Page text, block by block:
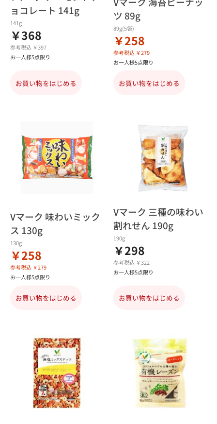
ョコレート 141g
141g
￥368
参考税込 ￥397
お一人様5点限り
お買い物をはじめる
ツ 89g
89g(5袋)
￥258
参考税込 ￥279
お一人様5点限り
お買い物をはじめる
Vマーク 味わいミック
ス 130g
130g
￥258
参考税込 ￥279
お一人様5点限り
お買い物をはじめる
Vマーク 三種の味わい
割れせん 190g
190g
￥298
参考税込 ￥322
お一人様5点限り
お買い物をはじめる